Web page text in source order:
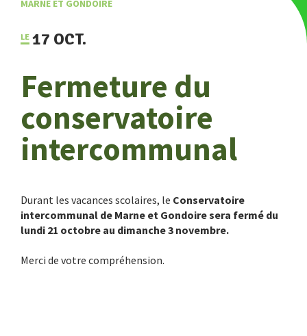
MARNE ET GONDOIRE
17 OCT.
Fermeture du
conservatoire
intercommunal
Durant les vacances scolaires, le Conservatoire
intercommunal de Marne et Gondoire sera fermé du
lundi 21 octobre au dimanche 3 novembre.
Merci de votre compréhension.